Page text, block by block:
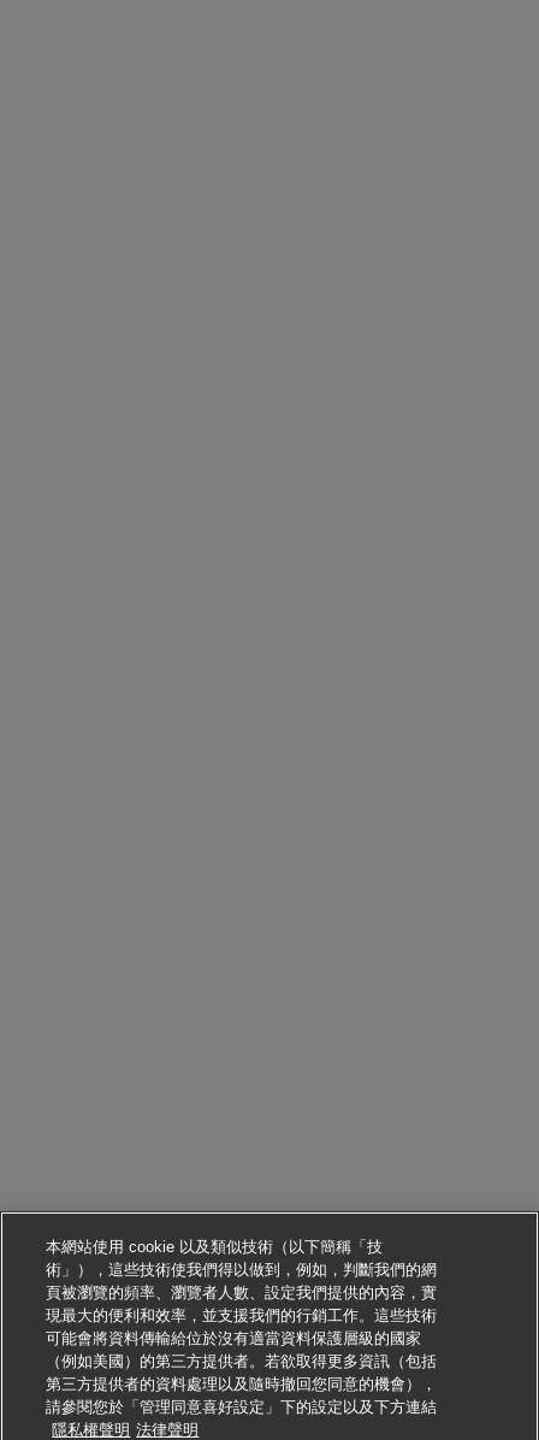
申請此職位
本網站使用 cookie 以及類似技術（以下簡稱「技
術」），這些技術使我們得以做到，例如，判斷我們的網
頁被瀏覽的頻率、瀏覽者人數、設定我們提供的內容，實
現最大的便利和效率，並支援我們的行銷工作。這些技術
可能會將資料傳輸給位於沒有適當資料保護層級的國家
（例如美國）的第三方提供者。若欲取得更多資訊（包括
第三方提供者的資料處理以及隨時撤回您同意的機會），
請參閱您於「管理同意喜好設定」下的設定以及下方連結
隱私權聲明 法律聲明